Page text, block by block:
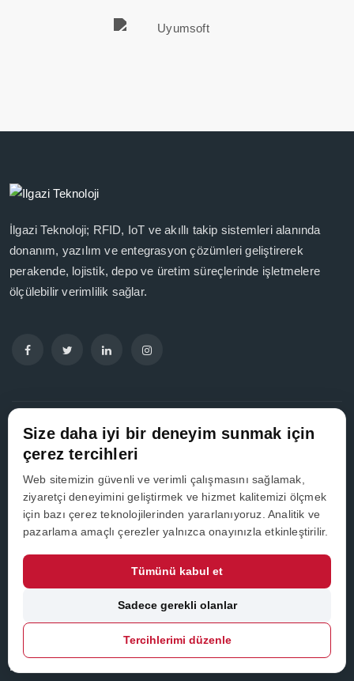
İlgazi Teknoloji; RFID, IoT ve akıllı takip sistemleri alanında
donanım, yazılım ve entegrasyon çözümleri geliştirerek
perakende, lojistik, depo ve üretim süreçlerinde işletmelere
ölçülebilir verimlilik sağlar.
Hızlı İletişim
0 850 441 66 66
RFID çözümleri, entegrasyon projeleri ve kurumsal
talepleriniz için bizimle iletişime geçebilirsiniz.
Çözümlerimiz
RFID Envanter Takibi
Size daha iyi bir deneyim sunmak için
çerez tercihleri
Web sitemizin güvenli ve verimli çalışmasını sağlamak,
ziyaretçi deneyimini geliştirmek ve hizmet kalitemizi ölçmek
için bazı çerez teknolojilerinden yararlanıyoruz. Analitik ve
pazarlama amaçlı çerezler yalnızca onayınızla etkinleştirilir.
Tümünü kabul et
Sadece gerekli olanlar
Tercihlerimi düzenle